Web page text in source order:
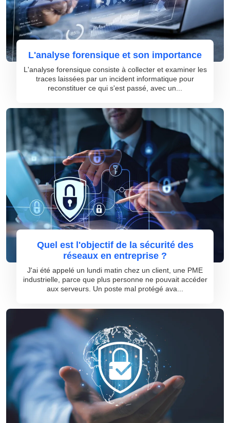
L'analyse forensique et son importance
L'analyse forensique consiste à collecter et examiner les
traces laissées par un incident informatique pour
reconstituer ce qui s'est passé, avec un...
Quel est l'objectif de la sécurité des
réseaux en entreprise ?
J'ai été appelé un lundi matin chez un client, une PME
industrielle, parce que plus personne ne pouvait accéder
aux serveurs. Un poste mal protégé ava...